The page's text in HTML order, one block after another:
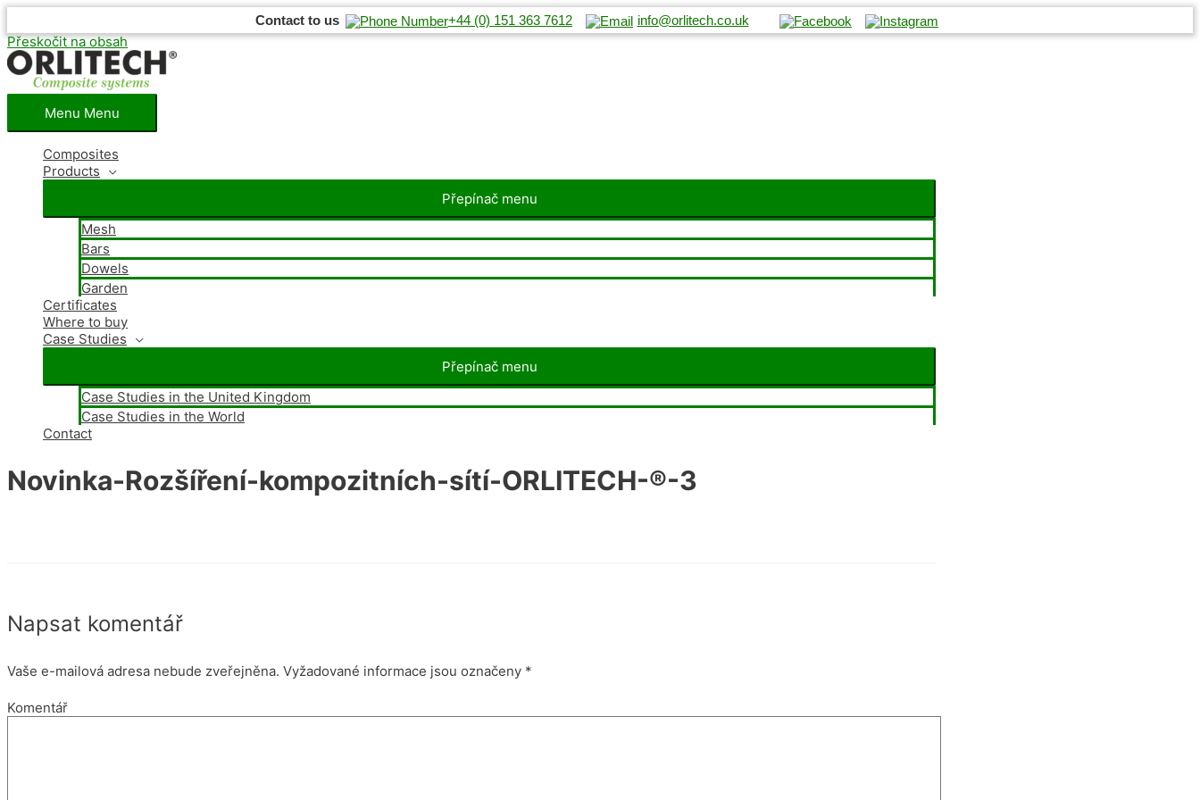
Contact to us +44 (0) 151 363 7612 info@orlitech.co.uk
Přeskočit na obsah
Menu Menu
Composites
Products
Přepínač menu
Mesh
Bars
Dowels
Garden
Certificates
Where to buy
Case Studies
Přepínač menu
Case Studies in the United Kingdom
Case Studies in the World
Contact
Novinka-Rozšíření-kompozitních-sítí-ORLITECH-®-3
Napsat komentář
Vaše e-mailová adresa nebude zveřejněna. Vyžadované informace jsou označeny *
Komentář